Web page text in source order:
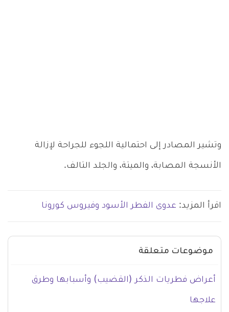
وتشير المصادر إلى احتمالية اللجوء للجراحة لإزالة
الأنسجة المصابة، والميتة، والجلد التالف.
اقرأ المزيد: عدوى الفطر الأسود وفيروس كورونا
موضوعات متعلقة
أعراض فطريات الذكر (القضيب) وأسبابها وطرق
علاجها